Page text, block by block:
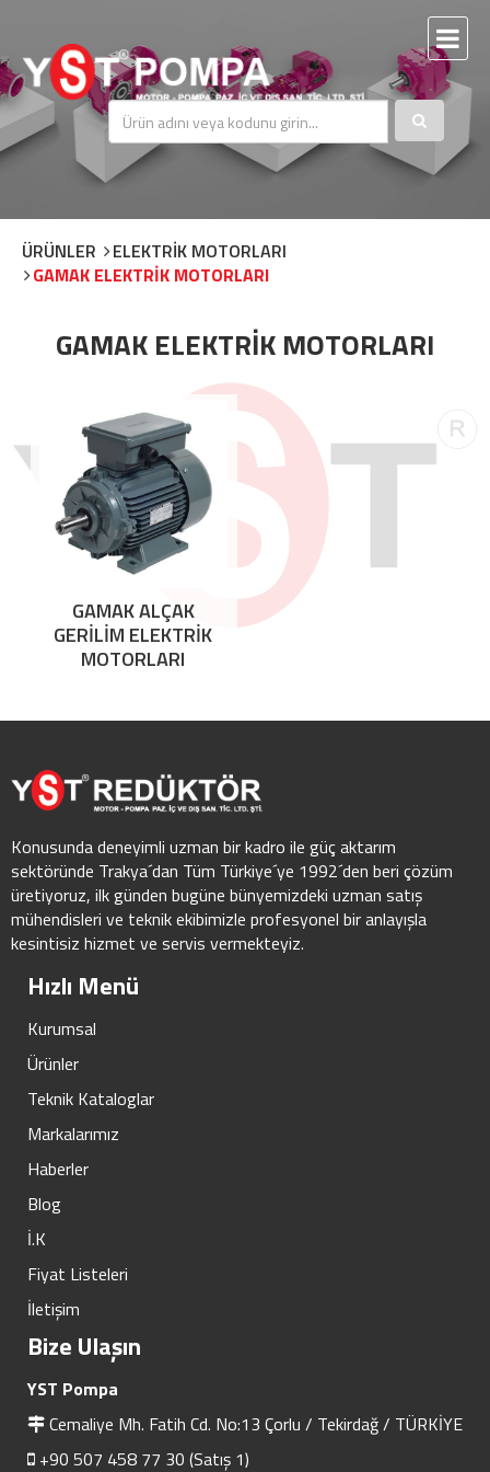
ÜRÜNLER
ELEKTRİK MOTORLARI
GAMAK ELEKTRİK MOTORLARI
GAMAK ELEKTRİK MOTORLARI
GAMAK ALÇAK
GERİLİM ELEKTRİK
MOTORLARI
Konusunda deneyimli uzman bir kadro ile güç aktarım
sektöründe Trakya´dan Tüm Türkiye´ye 1992´den beri çözüm
üretiyoruz, ilk günden bugüne bünyemizdeki uzman satış
mühendisleri ve teknik ekibimizle profesyonel bir anlayışla
kesintisiz hizmet ve servis vermekteyiz.
Hızlı Menü
Kurumsal
Ürünler
Teknik Kataloglar
Markalarımız
Haberler
Blog
İ.K
Fiyat Listeleri
İletişim
Bize Ulaşın
YST Pompa
Cemaliye Mh. Fatih Cd. No:13 Çorlu / Tekirdağ / TÜRKİYE
+90 507 458 77 30 (Satış 1)